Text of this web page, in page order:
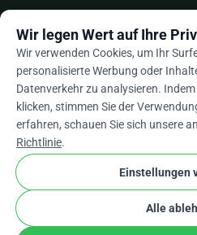
Dearrow_drop_down
★★★★★4,9 / 5 basierend auf
WhyDonate
Allgemeine
Wir legen Wert auf Ihre
Wir verwenden Cookies, um Ihr
personalisierte Werbung oder
Datenverkehr zu analysieren. Indem
klicken, stimmen Sie der
erfahren, schauen Sie sich unsere an
Richtlinie.
Einstellungen
Alle